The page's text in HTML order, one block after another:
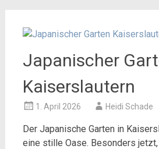
Japanischer
Kaiserslautern
1. April 2026 Heidi Schade
Der Japanische Garten in
eine stille Oase. Besonders